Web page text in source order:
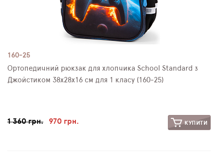
160-25
Ортопедичний рюкзак для хлопчика School Standard з
Джойстиком 38х28х16 см для 1 класу (160-25)
1 360 грн. 970 грн. КУПИТИ